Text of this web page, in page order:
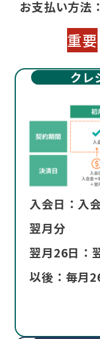
お支払い方法
重要
クレ
入会日：入
翌月分
翌月26日：
以後：毎月